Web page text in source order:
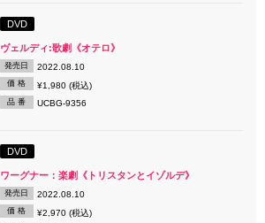
DVD
ヴェルディ:歌劇《オテロ》
発売日 2022.08.10
価 格 ¥1,980 (税込)
品 番 UCBG-9356
DVD
ワーグナー：楽劇《トリスタンとイゾルデ》
発売日 2022.08.10
価 格 ¥2,970 (税込)